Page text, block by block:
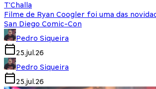
T'Challa
Filme de Ryan Coogler foi uma das
San Diego Comic-Con
Pedro Siqueira
25.jul.26
Pedro Siqueira
25.jul.26